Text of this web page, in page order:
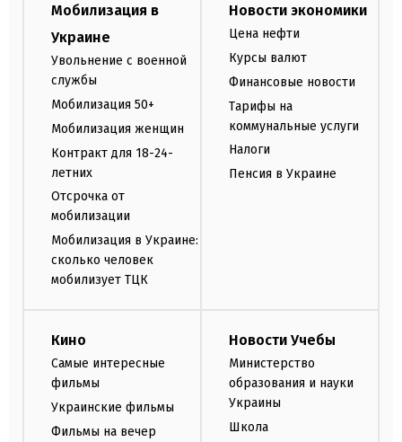
Мобилизация в
Украине
Увольнение с военной
службы
Мобилизация 50+
Мобилизация женщин
Контракт для 18-24-
летних
Отсрочка от
мобилизации
Мобилизация в Украине:
сколько человек
мобилизует ТЦК
Новости экономики
Цена нефти
Курсы валют
Финансовые новости
Тарифы на
коммунальные услуги
Налоги
Пенсия в Украине
Кино
Самые интересные
фильмы
Украинские фильмы
Фильмы на вечер
Новости Учебы
Министерство
образования и науки
Украины
Школа